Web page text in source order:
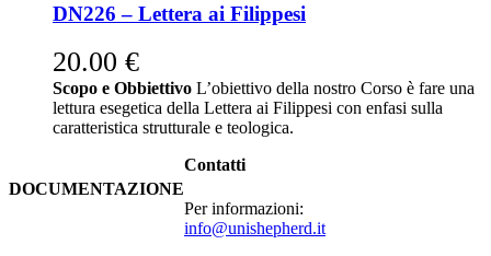
DN226 – Lettera ai Filippesi
20.00 €
Scopo e Obbiettivo L’obiettivo della nostro Corso è fare una
lettura esegetica della Lettera ai Filippesi con enfasi sulla
caratteristica strutturale e teologica.
DOCUMENTAZIONE
Contatti
Per informazioni:
info@unishepherd.it